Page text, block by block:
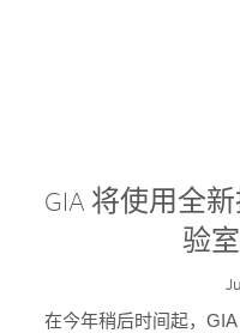
GIA 将使用全
验
在今年稍后时间起，